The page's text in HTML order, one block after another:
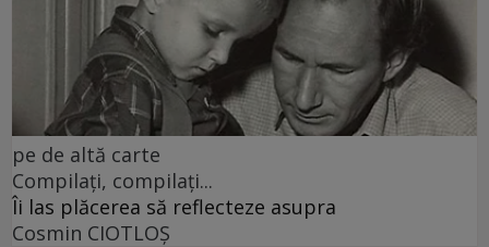
pe de altă carte
Compilați, compilați...
Îi las plăcerea să reflecteze asupra
Cosmin CIOTLOŞ